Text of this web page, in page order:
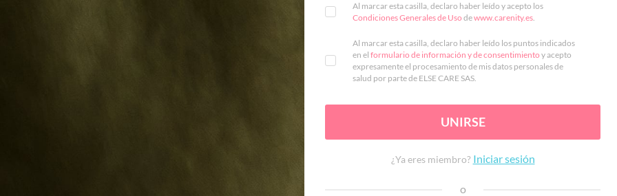
Al marcar esta casilla, declaro haber leído y acepto los
Condiciones Generales de Uso dewww.carenity.es.
Al marcar esta casilla, declaro haber leído los puntos indicados
en el formulario de información y de consentimiento y acepto
expresamente el procesamiento de mis datos personales de
salud por parte de ELSE CARE SAS.
UNIRSE
¿Ya eres miembro? Iniciar sesión
o